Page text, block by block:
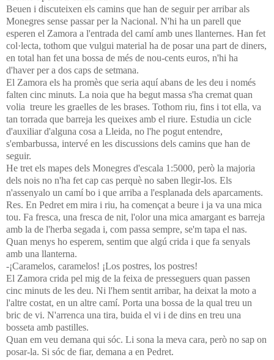
Beuen i discuteixen els camins que han de seguir per arribar als
Monegres sense passar per la Nacional. N'hi ha un parell que
esperen el Zamora a l'entrada del camí amb unes llanternes. Han fet
col·lecta, tothom que vulgui material ha de posar una part de diners,
en total han fet una bossa de més de nou-cents euros, n'hi ha
d'haver per a dos caps de setmana.
El Zamora els ha promès que seria aquí abans de les deu i només
falten cinc minuts. La noia que ha begut massa s'ha cremat quan
volia treure les graelles de les brases. Tothom riu, fins i tot ella, va
tan torrada que barreja les queixes amb el riure. Estudia un cicle
d'auxiliar d'alguna cosa a Lleida, no l'he pogut entendre,
s'embarbussa, intervé en les discussions dels camins que han de
seguir.
He tret els mapes dels Monegres d'escala 1:5000, però la majoria
dels nois no n'ha fet cap cas perquè no saben llegir-los. Els
n'assenyalo un camí bo i que arriba a l'esplanada dels aparcaments.
Res. En Pedret em mira i riu, ha començat a beure i ja va una mica
tou. Fa fresca, una fresca de nit, l'olor una mica amargant es barreja
amb la de l'herba segada i, com passa sempre, se'm tapa el nas.
Quan menys ho esperem, sentim que algú crida i que fa senyals
amb una llanterna.
-¡Caramelos, caramelos! ¡Los postres, los postres!
El Zamora crida pel mig de la feixa de presseguers quan passen
cinc minuts de les deu. Ni l'hem sentit arribar, ha deixat la moto a
l'altre costat, en un altre camí. Porta una bossa de la qual treu un
bric de vi. N'arrenca una tira, buida el vi i de dins en treu una
bosseta amb pastilles.
Quan em veu demana qui sóc. Li sona la meva cara, però no sap on
posar-la. Si sóc de fiar, demana a en Pedret.